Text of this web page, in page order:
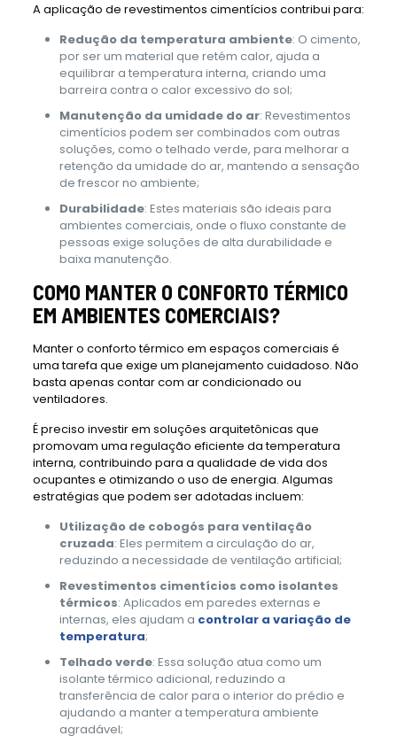
A aplicação de revestimentos cimentícios contribui para:
Redução da temperatura ambiente: O cimento,
por ser um material que retém calor, ajuda a
equilibrar a temperatura interna, criando uma
barreira contra o calor excessivo do sol;
Manutenção da umidade do ar: Revestimentos
cimentícios podem ser combinados com outras
soluções, como o telhado verde, para melhorar a
retenção da umidade do ar, mantendo a sensação
de frescor no ambiente;
Durabilidade: Estes materiais são ideais para
ambientes comerciais, onde o fluxo constante de
pessoas exige soluções de alta durabilidade e
baixa manutenção.
COMO MANTER O CONFORTO TÉRMICO
EM AMBIENTES COMERCIAIS?
Manter o conforto térmico em espaços comerciais é
uma tarefa que exige um planejamento cuidadoso. Não
basta apenas contar com ar condicionado ou
ventiladores.
É preciso investir em soluções arquitetônicas que
promovam uma regulação eficiente da temperatura
interna, contribuindo para a qualidade de vida dos
ocupantes e otimizando o uso de energia. Algumas
estratégias que podem ser adotadas incluem:
Utilização de cobogós para ventilação
cruzada: Eles permitem a circulação do ar,
reduzindo a necessidade de ventilação artificial;
Revestimentos cimentícios como isolantes
térmicos: Aplicados em paredes externas e
internas, eles ajudam a controlar a variação de
temperatura;
Telhado verde: Essa solução atua como um
isolante térmico adicional, reduzindo a
transferência de calor para o interior do prédio e
ajudando a manter a temperatura ambiente
agradável;